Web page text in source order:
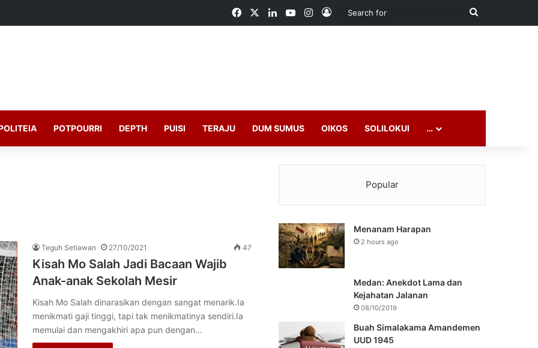
FacebookLinkedInYouTubeInstagram
Log In
Search
POTPOURRI DEPTH PUISI TERAJU DUM SUMUS OIKOS SOLILOKUI …
Teguh Setiawan 27/10/2021 47
Kisah Mo Salah Jadi Bacaan Wajib
Anak-anak Sekolah Mesir
Kisah Mo Salah dinarasikan dengan sangat menarik.Ia
menikmati gaji tinggi, tapi tak menikmatinya sendiri.Ia
memulai dan mengakhiri apa pun dengan…
Popular
Menanam Harapan
2 hours ago
Medan: Anekdot Lama dan
Kejahatan Jalanan
08/10/2019
Buah Simalakama Amandemen
UUD 1945